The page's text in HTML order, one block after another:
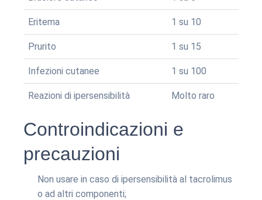
Eritema 1 su 10
Prurito 1 su 15
Infezioni cutanee 1 su 100
Reazioni di ipersensibilità Molto raro
Controindicazioni e
precauzioni
Non usare in caso di ipersensibilità al tacrolimus
o ad altri componenti;